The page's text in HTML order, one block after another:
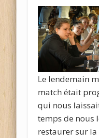
Le lendemain
match était
qui nous
temps de nous
restaurer sur